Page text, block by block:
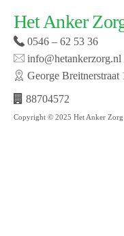
Het Anker
0546 – 62 53 36
info@hetankerzorg.nl
George
88704572
Copyright © 2025 Het Anker Zorg